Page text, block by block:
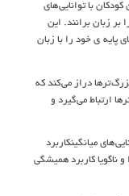
با توانايي هاي
بر زبان برانند. اين
پايه ي خود را با زبان
ترها دراز مي کند که
ارتباط مي گيرد و
هاي ميانگينکاربرد
و ناگويا کاربرد هميشگي